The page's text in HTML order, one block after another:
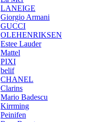
LANEIGE
Giorgio Armani
GUCCI
OLEHENRIKSEN
Estee Lauder
Mattel
PIXI
belif
CHANEL
Clarins
Mario Badescu
Kirrming
Peinifen